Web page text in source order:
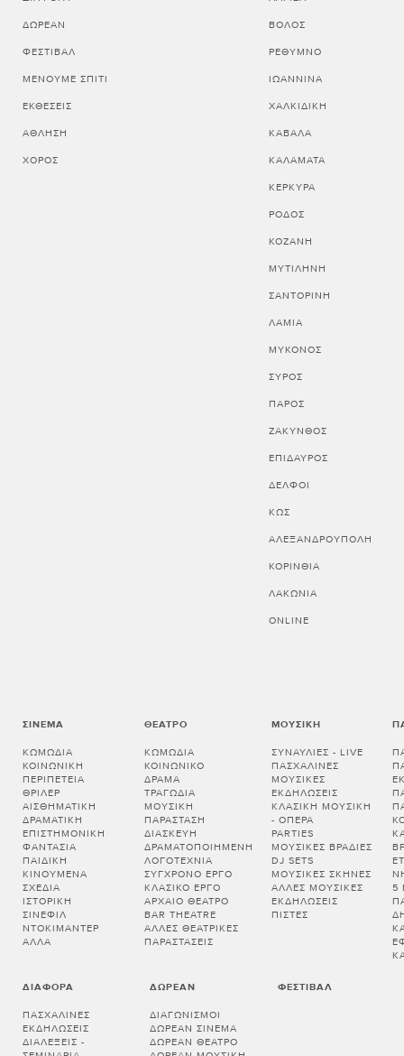
ΔΩΡΕΆΝ
ΦΕΣΤΙΒΆΛ
ΜΈΝΟΥΜΕ ΣΠΊΤΙ
ΕΚΘΈΣΕΙΣ
ΆΘΛΗΣΗ
ΧΟΡΌΣ
ΒΟΛΟΣ
ΡΕΘΥΜΝΟ
ΙΩΑΝΝΙΝΑ
ΧΑΛΚΙΔΙΚΗ
ΚΑΒΑΛΑ
ΚΑΛΑΜΑΤΑ
ΚΕΡΚΥΡΑ
ΡΟΔΟΣ
ΚΟΖΑΝΗ
ΜΥΤΙΛΗΝΗ
ΣΑΝΤΟΡΙΝΗ
ΛΑΜΙΑ
ΜΥΚΟΝΟΣ
ΣΥΡΟΣ
ΠΑΡΟΣ
ΖΑΚΥΝΘΟΣ
ΕΠΙΔΑΥΡΟΣ
ΔΕΛΦΟΙ
ΚΩΣ
ΑΛΕΞΑΝΔΡΟΥΠΟΛΗ
ΚΟΡΙΝΘΊΑ
ΛΑΚΩΝΊΑ
ONLINE
ΣΙΝΕΜΆ
ΚΩΜΩΔΊΑ
ΚΟΙΝΩΝΙΚΉ
ΠΕΡΙΠΈΤΕΙΑ
ΘΡΊΛΕΡ
ΑΙΣΘΗΜΑΤΙΚΉ
ΔΡΑΜΑΤΙΚΉ
ΕΠΙΣΤΗΜΟΝΙΚΉ
ΦΑΝΤΑΣΊΑ
ΠΑΙΔΙΚΉ
ΚΙΝΟΎΜΕΝΑ
ΣΧΈΔΙΑ
ΙΣΤΟΡΙΚΉ
ΣΙΝΕΦΊΛ
ΝΤΟΚΙΜΑΝΤΈΡ
ΆΛΛΑ
ΘΈΑΤΡΟ
ΚΩΜΩΔΊΑ
ΚΟΙΝΩΝΙΚΌ
ΔΡΆΜΑ
ΤΡΑΓΩΔΊΑ
ΜΟΥΣΙΚΉ
ΠΑΡΆΣΤΑΣΗ
ΔΙΑΣΚΕΥΉ
ΔΡΑΜΑΤΟΠΟΙΗΜΈΝΗ
ΛΟΓΟΤΕΧΝΊΑ
ΣΎΓΧΡΟΝΟ ΈΡΓΟ
ΚΛΑΣΙΚΌ ΈΡΓΟ
ΑΡΧΑΊΟ ΘΈΑΤΡΟ
BAR THEATRE
ΆΛΛΕΣ ΘΕΑΤΡΙΚΈΣ
ΠΑΡΑΣΤΆΣΕΙΣ
ΜΟΥΣΙΚΉ
ΣΥΝΑΥΛΊΕΣ - LIVE
ΠΑΣΧΑΛΙΝΈΣ
ΜΟΥΣΙΚΈΣ
ΕΚΔΗΛΏΣΕΙΣ
ΚΛΑΣΙΚΉ ΜΟΥΣΙΚΉ
- ΌΠΕΡΑ
PARTIES
ΜΟΥΣΙΚΈΣ ΒΡΑΔΙΈΣ
DJ SETS
ΜΟΥΣΙΚΈΣ ΣΚΗΝΈΣ
ΆΛΛΕΣ ΜΟΥΣΙΚΈΣ
ΕΚΔΗΛΏΣΕΙΣ
ΠΊΣΤΕΣ
5
ΔΙΆΦΟΡΑ
ΠΑΣΧΑΛΙΝΈΣ
ΕΚΔΗΛΏΣΕΙΣ
ΔΙΑΛΕΞΕΙΣ -
ΔΩΡΕΆΝ
ΔΙΑΓΩΝΙΣΜΟΊ
ΔΩΡΕΆΝ ΣΙΝΕΜΆ
ΔΩΡΕΆΝ ΘΈΑΤΡΟ
ΦΕΣΤΙΒΆΛ